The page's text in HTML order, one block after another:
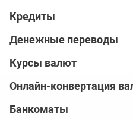
Кредиты
Денежные переводы
Курсы валют
Онлайн-конвертация
Банкоматы